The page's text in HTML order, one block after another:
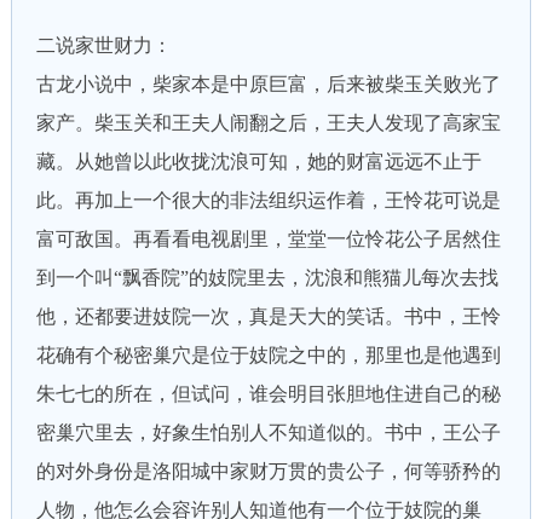
二说家世财力：
古龙小说中，柴家本是中原巨富，后来被柴玉关败光了
家产。柴玉关和王夫人闹翻之后，王夫人发现了高家宝
藏。从她曾以此收拢沈浪可知，她的财富远远不止于
此。再加上一个很大的非法组织运作着，王怜花可说是
富可敌国。再看看电视剧里，堂堂一位怜花公子居然住
到一个叫“飘香院”的妓院里去，沈浪和熊猫儿每次去找
他，还都要进妓院一次，真是天大的笑话。书中，王怜
花确有个秘密巢穴是位于妓院之中的，那里也是他遇到
朱七七的所在，但试问，谁会明目张胆地住进自己的秘
密巢穴里去，好象生怕别人不知道似的。书中，王公子
的对外身份是洛阳城中家财万贯的贵公子，何等骄矜的
人物，他怎么会容许别人知道他有一个位于妓院的巢